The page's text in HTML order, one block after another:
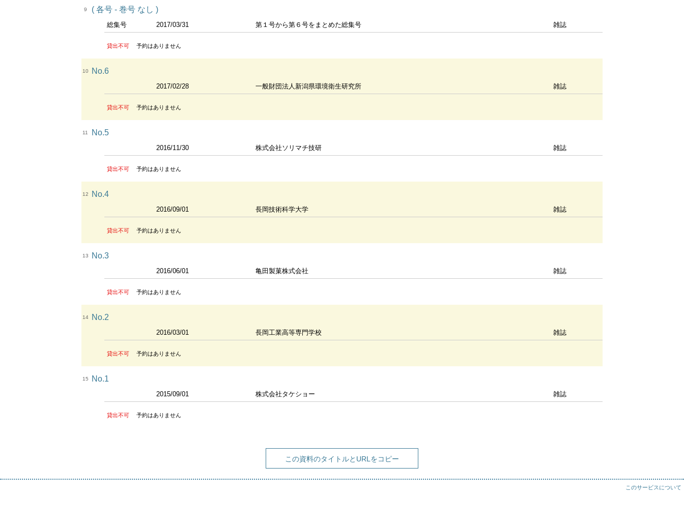
9 ( 各号 - 巻号 なし )
総集号 2017/03/31 第１号から第６号をまとめた総集号 雑誌
貸出不可 予約はありません
10 No.6
2017/02/28 一般財団法人新潟県環境衛生研究所 雑誌
貸出不可 予約はありません
11 No.5
2016/11/30 株式会社ソリマチ技研 雑誌
貸出不可 予約はありません
12 No.4
2016/09/01 長岡技術科学大学 雑誌
貸出不可 予約はありません
13 No.3
2016/06/01 亀田製菓株式会社 雑誌
貸出不可 予約はありません
14 No.2
2016/03/01 長岡工業高等専門学校 雑誌
貸出不可 予約はありません
15 No.1
2015/09/01 株式会社タケショー 雑誌
貸出不可 予約はありません
この資料のタイトルとURLをコピー
このサービスについて